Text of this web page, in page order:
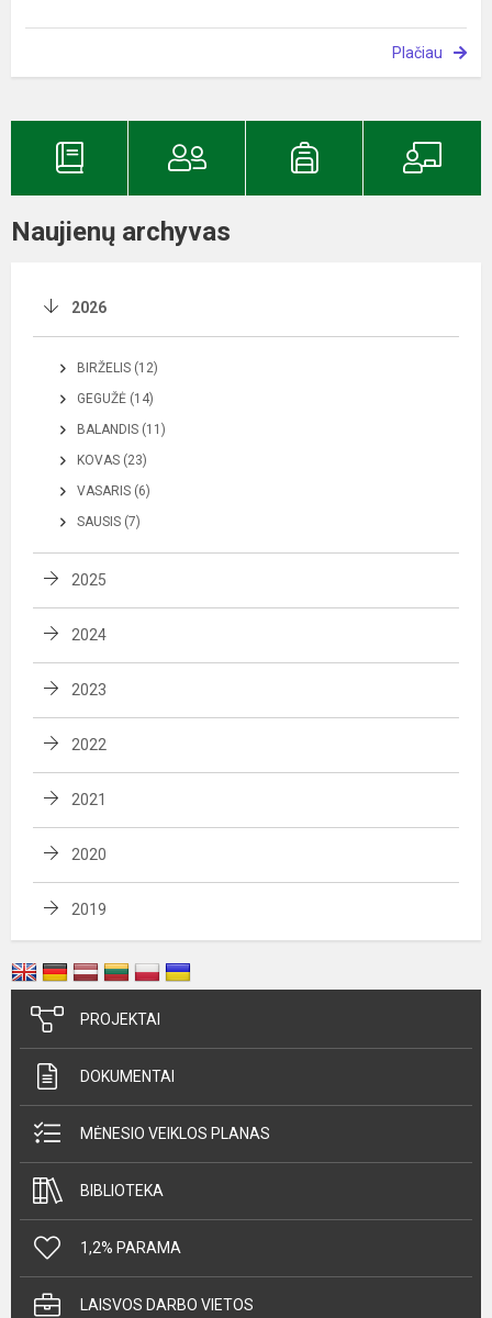
Plačiau
Naujienų archyvas
2026
BIRŽELIS (12)
GEGUŽĖ (14)
BALANDIS (11)
KOVAS (23)
VASARIS (6)
SAUSIS (7)
2025
2024
2023
2022
2021
2020
2019
PROJEKTAI
DOKUMENTAI
MĖNESIO VEIKLOS PLANAS
BIBLIOTEKA
1,2% PARAMA
LAISVOS DARBO VIETOS